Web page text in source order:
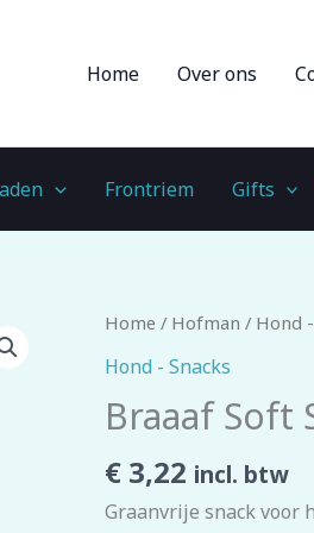
Home Over ons
Frontriem Gifts
Home / Hofman / Hond
Hond - Snacks
Braaaf Soft
€ 3,22 incl. btw
Graanvrije snack voor
Braaaf
Soft
Eendenreepjes